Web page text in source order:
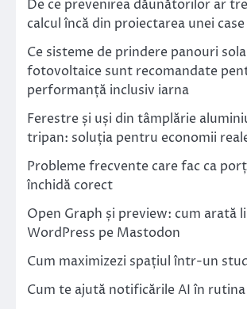
De ce prevenirea dăunătorilor ar
calcul încă din proiectarea unei
Ce sisteme de prindere panouri
fotovoltaice sunt recomandate
performanță inclusiv iarna
Ferestre și uși din tâmplărie
tripan: soluția pentru economii
Probleme frecvente care fac ca
închidă corect
Open Graph și preview: cum arată
WordPress pe Mastodon
Cum maximizezi spațiul într-un
Cum te ajută notificările AI în